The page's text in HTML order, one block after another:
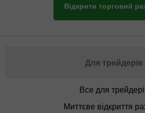
Відкрити торговий
Для трейдерів
Все для
Миттєве відкриття